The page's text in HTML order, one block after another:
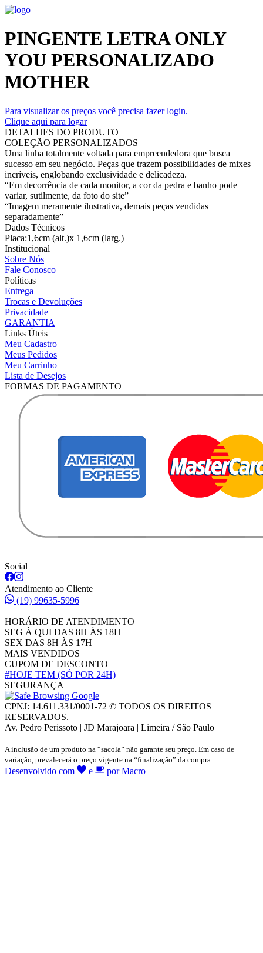
PINGENTE LETRA ONLY
YOU PERSONALIZADO
MOTHER
Para visualizar os preços você precisa fazer login.
Clique aqui para logar
DETALHES DO PRODUTO
COLEÇÃO PERSONALIZADOS
Uma linha totalmente voltada para empreendedora que busca
sucesso em seu negócio. Peças que trazem possibilidades de mixes
incríveis, englobando exclusividade e delicadeza.
“Em decorrência de cada monitor, a cor da pedra e banho pode
variar, sutilmente, da foto do site”
“Imagem meramente ilustrativa, demais peças vendidas
separadamente”
Dados Técnicos
Placa:1,6cm (alt.)x 1,6cm (larg.)
Institucional
Sobre Nós
Fale Conosco
Políticas
Entrega
Trocas e Devoluções
Privacidade
GARANTIA
Links Úteis
Meu Cadastro
Meus Pedidos
Meu Carrinho
Lista de Desejos
FORMAS DE PAGAMENTO
Social
Atendimento ao Cliente
(19) 99635-5996
HORÁRIO DE ATENDIMENTO
SEG À QUI DAS 8H ÀS 18H
SEX DAS 8H ÀS 17H
MAIS VENDIDOS
CUPOM DE DESCONTO
#HOJE TEM (SÓ POR 24H)
SEGURANÇA
CPNJ: 14.611.331/0001-72 © TODOS OS DIREITOS
RESERVADOS.
Av. Pedro Perissoto | JD Marajoara | Limeira / São Paulo
A inclusão de um produto na “sacola” não garante seu preço. Em caso de
variação, prevalecerá o preço vigente na “finalização” da compra.
Desenvolvido com e por Macro